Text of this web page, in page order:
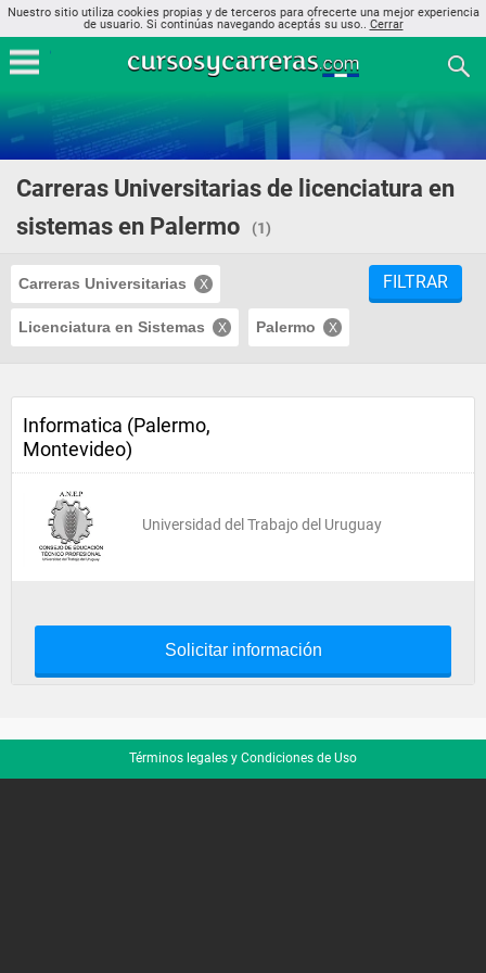
Nuestro sitio utiliza cookies propias y de terceros para ofrecerte una mejor experiencia
de usuario. Si continúas navegando aceptás su uso.. Cerrar
Carreras Universitarias de licenciatura en
sistemas en Palermo
(1)
Carreras Universitarias
Licenciatura en Sistemas Palermo
FILTRAR
Informatica (Palermo,
Montevideo)
Universidad del Trabajo del Uruguay
Solicitar información
Términos legales y Condiciones de Uso